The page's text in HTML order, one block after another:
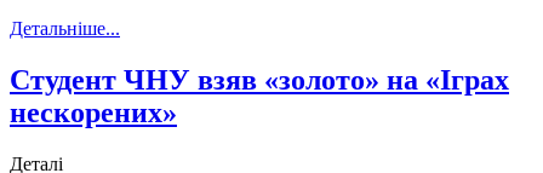
Детальніше...
Студент ЧНУ взяв «золото» на «Іграх
нескорених»
Деталі